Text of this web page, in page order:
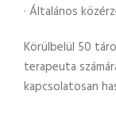
· Általános
Körülbelül 50
terapeuta
kapcsolatosan